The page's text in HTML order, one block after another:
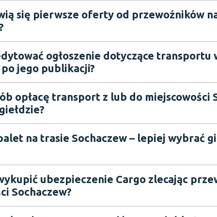
się pierwsze oferty od przewoźników
ogłoszenie dotyczące transportu
po jego publikacji?
opłacę transport z lub do miejscowości
na trasie Sochaczew – lepiej wybrać
ubezpieczenie Cargo zlecając
Sochaczew?